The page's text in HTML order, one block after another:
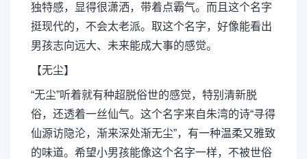
独特感，显得很潇洒，带着点霸气。而且这个名字
挺现代的，不会太老派。取这个名字，好像能看出
男孩志向远大、未来能成大事的感觉。
【无尘】
“无尘”听着就有种超脱俗世的感觉，特别清新脱
俗，还透着一丝仙气。这个名字来自朱湾的诗“寻得
仙源访隐沦，渐来深处渐无尘”，有一种温柔又雅致
的味道。希望小男孩能像这个名字一样，不被世俗